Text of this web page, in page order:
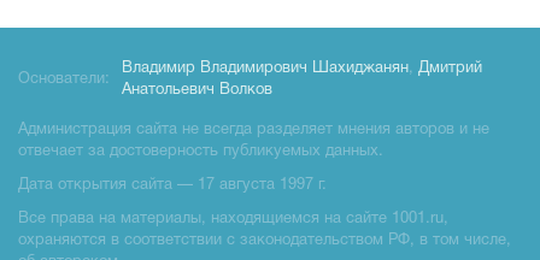
Основатели:
Владимир Владимирович Шахиджанян, Дмитрий
Анатольевич Волков
Администрация сайта не всегда разделяет мнения авторов и не
отвечает за достоверность публикуемых данных.
Дата открытия сайта — 17 августа 1997 г.
Все права на материалы, находящиемся на сайте 1001.ru,
охраняются в соответствии с законодательством РФ, в том числе,